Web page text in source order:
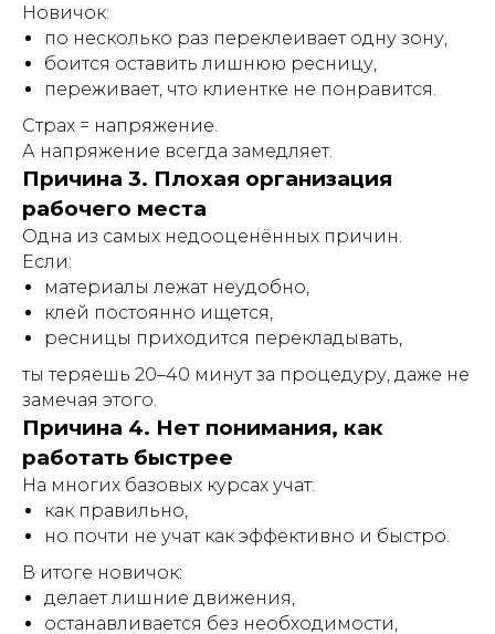
Новичок:
по несколько раз переклеивает одну зону,
боится оставить лишнюю ресницу,
переживает, что клиентке не понравится.
Страх = напряжение.
А напряжение всегда замедляет.
Причина 3. Плохая организация
рабочего места
Одна из самых недооценённых причин.
Если:
материалы лежат неудобно,
клей постоянно ищется,
ресницы приходится перекладывать,
ты теряешь 20–40 минут за процедуру, даже не
замечая этого.
Причина 4. Нет понимания, как
работать быстрее
На многих базовых курсах учат:
как правильно,
но почти не учат как эффективно и быстро.
В итоге новичок:
делает лишние движения,
останавливается без необходимости,